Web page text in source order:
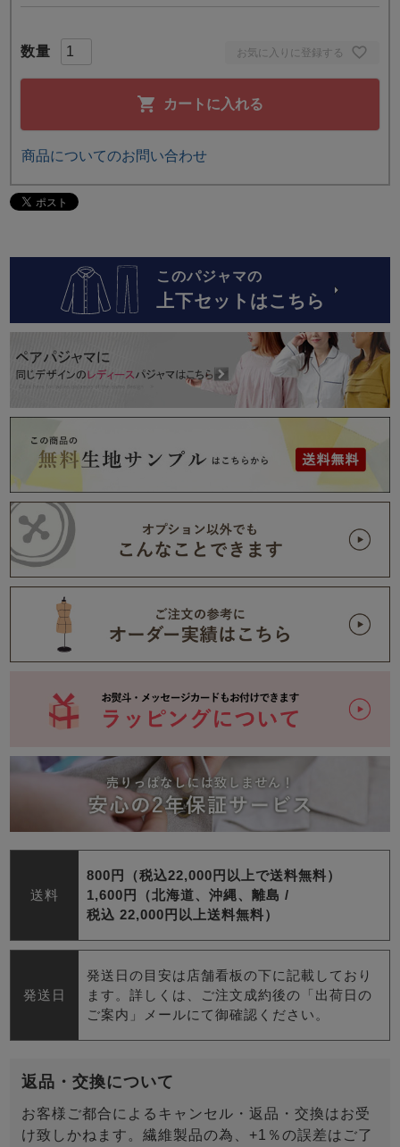
お気に入りに登録する
カートに入れる
商品についてのお問い合わせ
このパジャマの
上下セットはこちら
送料
800円（税込22,000円以上で送料無料）
1,600円（北海道、沖縄、離島 /
税込 22,000円以上送料無料）
発送日
発送日の目安は店舗看板の下に記載しており
ます。詳しくは、ご注文成約後の「出荷日の
ご案内」メールにて御確認ください。
返品・交換について
お客様ご都合によるキャンセル・返品・交換はお受
け致しかねます。繊維製品の為、+1％の誤差はご了